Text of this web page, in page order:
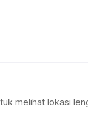
melihat lokasi